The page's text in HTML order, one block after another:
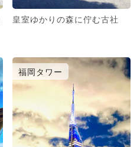
皇室ゆかりの森に佇む古社
福岡タワー